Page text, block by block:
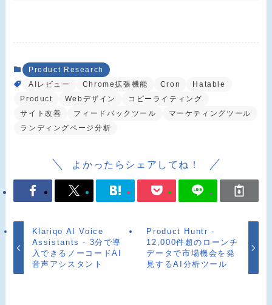
Product Research
AIレビュー
Chrome拡張機能 Cron
Hatable
Product
Webデザイン
コピーライティング
サイト改善
フィードバックツール
マーケティングツール
ランディングページ分析
よかったらシェアしてね！
Klariqo AI Voice
Assistants - 3分で導
入できるノーコードAI
音声アシスタント
Product Huntr -
12,000件超のローンチ
データで市場機会を発
見するAI分析ツール